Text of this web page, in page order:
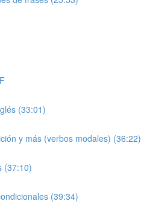
(33:01)
y más (verbos modales) (36:22)
(37:10)
(39:34)